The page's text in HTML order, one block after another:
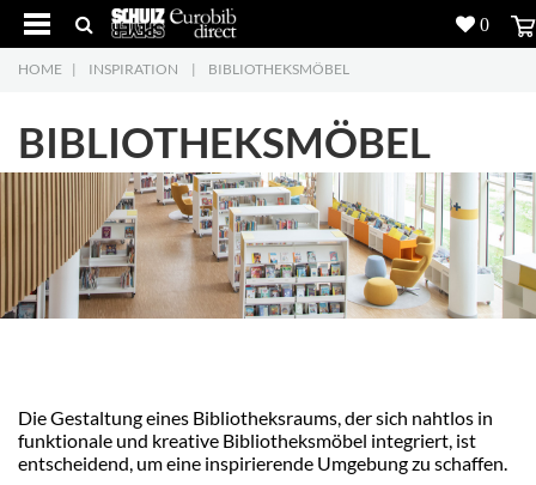
Produkte
Projekte
Inspiration
Download
7
Über uns
HOME | INSPIRATION | BIBLIOTHEKSMÖBEL
BIBLIOTHEKSMÖBEL
Die Gestaltung eines Bibliotheksraums, der sich nahtlos in
funktionale und kreative Bibliotheksmöbel integriert, ist
entscheidend, um eine inspirierende Umgebung zu schaffen.
0